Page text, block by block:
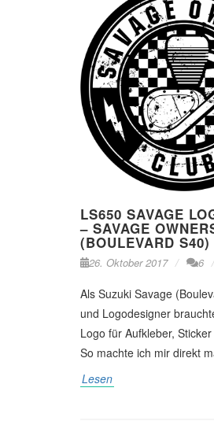
LS650 SAVAGE
– SAVAGE
(BOULEVARD S40)
26. Oktober 2017 6
Als Suzuki Savage
und Logodesigner
Logo für Aufkleber,
So machte ich mir direkt
Lesen